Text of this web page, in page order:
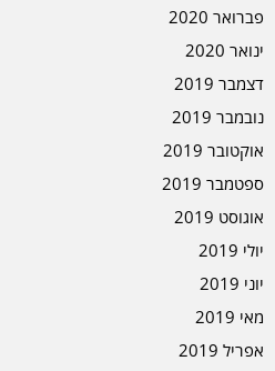
פברואר 2020
ינואר 2020
דצמבר 2019
נובמבר 2019
אוקטובר 2019
ספטמבר 2019
אוגוסט 2019
יולי 2019
יוני 2019
מאי 2019
אפריל 2019